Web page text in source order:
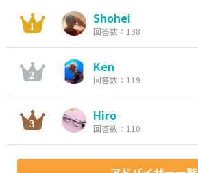
Shohei
回答数：138
Ken
回答数：119
Hiro
回答数：110